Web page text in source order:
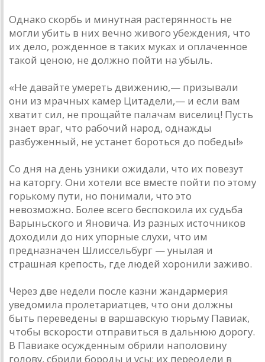
Однако скорбь и минутная растерянность не
могли убить в них вечно живого убеждения, что
их дело, рожденное в таких муках и оплаченное
такой ценою, не должно пойти на убыль.
«Не давайте умереть движению,— призывали
они из мрачных камер Цитадели,— и если вам
хватит сил, не прощайте палачам виселиц! Пусть
знает враг, что рабочий народ, однажды
разбуженный, не устанет бороться до победы!»
Со дня на день узники ожидали, что их повезут
на каторгу. Они хотели все вместе пойти по этому
горькому пути, но понимали, что это
невозможно. Более всего беспокоила их судьба
Варыньского и Яновича. Из разных источников
доходили до них упорные слухи, что им
предназначен Шлиссельбург — унылая и
страшная крепость, где людей хоронили заживо.
Через две недели после казни жандармерия
уведомила пролетариатцев, что они должны
быть переведены в варшавскую тюрьму Павиак,
чтобы вскорости отправиться в дальнюю дорогу.
В Павиаке осужденным обрили наполовину
голову, сбрили бороды и усы; их переодели в